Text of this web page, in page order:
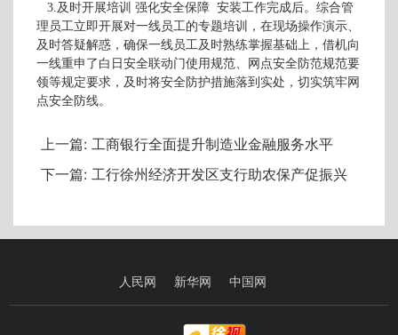
3.及时开展培训 强化安全保障 安装工作完成后。综合管
理员工立即开展对一线员工的专题培训，在现场操作演示、
及时答疑解惑，确保一线员工及时熟练掌握基础上，借机向
一线重申了白日安全联动门使用规范、网点安全防范规范要
领等规定要求，及时将安全防护措施落到实处，切实筑牢网
点安全防线。
上一篇: 工商银行全面提升制造业金融服务水平
下一篇: 工行徐州经济开发区支行助农保产促振兴
人民网 新华网 中国网